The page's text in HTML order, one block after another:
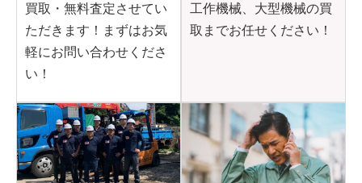
買取・無料査定させてい
ただきます！まずはお気
軽にお問い合わせくださ
い！
工作機械、大型機械の買
取までお任せください！